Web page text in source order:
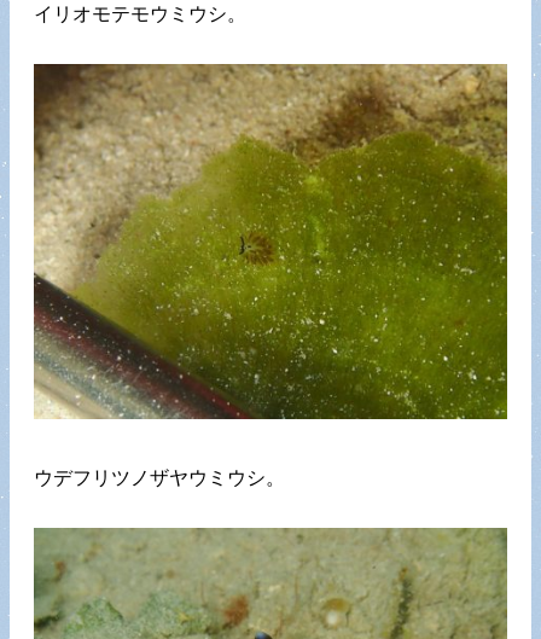
イリオモテモウミウシ。
ウデフリツノザヤウミウシ。